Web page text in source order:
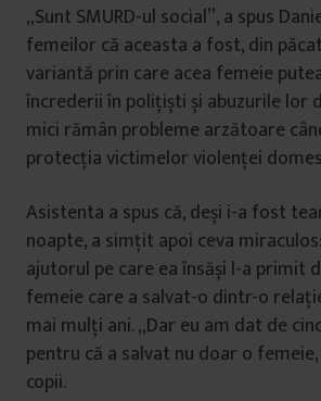
„Sunt SMURD-ul social”, a spus
femeilor că aceasta a fost, din
variantă prin care acea femeie
încrederii în polițiști și abuzurile lor
mici rămân probleme arzătoare
protecția victimelor violenței
Asistenta a spus că, deși i-a fost
noapte, a simțit apoi ceva
ajutorul pe care ea însăși l-a primit
femeie care a salvat-o dintr-o
mai mulți ani. „Dar eu am dat de
pentru că a salvat nu doar o
copii.